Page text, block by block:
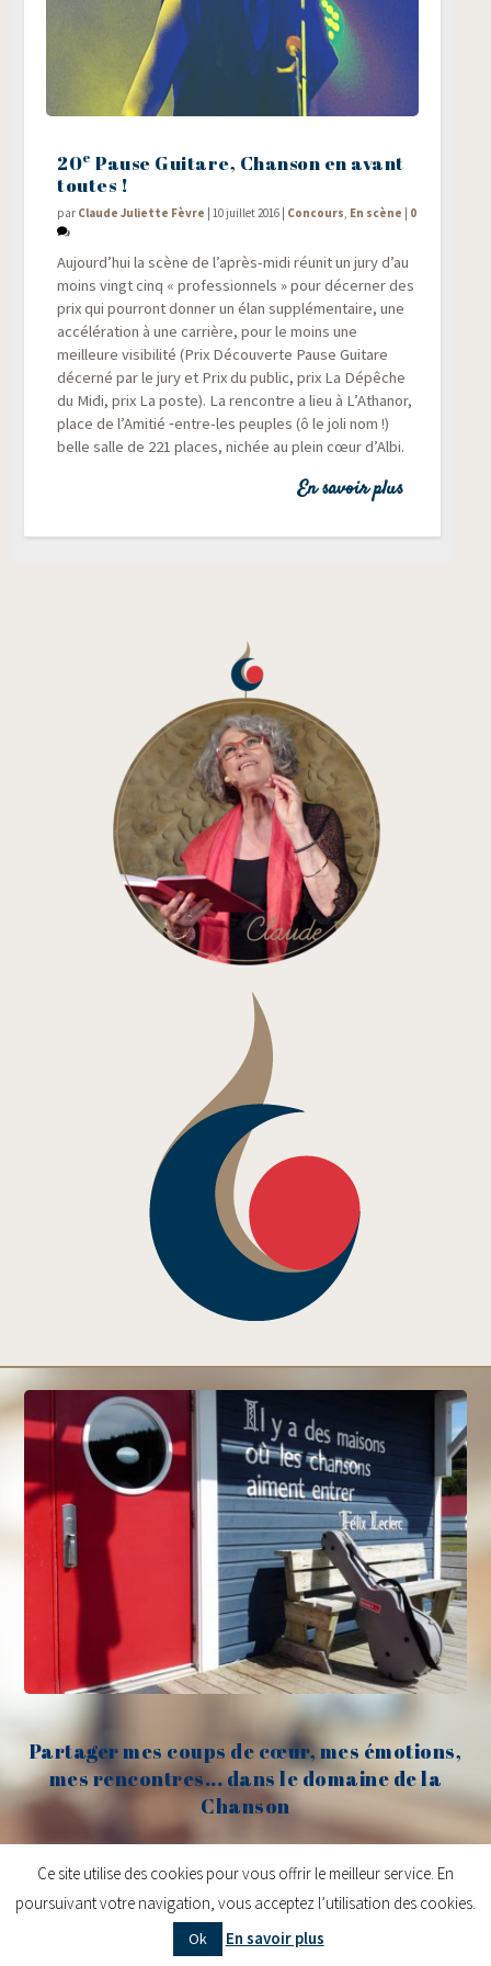
20e Pause Guitare, Chanson en avant
toutes !
par Claude Juliette Fèvre | 10 juillet 2016 | Concours En scène | 0
Aujourd’hui la scène de l’après-midi réunit un jury d’au
moins vingt cinq « pro­fes­sion­nels » pour décer­ner des
prix qui pour­ront don­ner un élan sup­plé­men­taire, une
accé­lé­ra­tion à une car­rière, pour le moins une
meilleure visi­bi­li­té (Prix Décou­verte Pause Gui­tare
décer­né par le jury et Prix du public, prix La Dépêche
du Midi, prix La poste). La ren­contre a lieu à L’Athanor,
place de l’Amitié ‑entre-les peuples (ô le joli nom !)
belle salle de 221 places, nichée au plein cœur d’Albi.
En savoir plus
Partager mes coups de cœur, mes émotions,
mes rencontres... dans le domaine de la
Chanson
Claude Fèvre
Claude Fèvre | Chanter c'est lancer des balles
centifoliae|Mentions légales|Contact
Ce site utilise des cookies pour vous offrir le meilleur service. En
poursuivant votre navigation, vous acceptez l’utilisation des cookies.
Ok En savoir plus